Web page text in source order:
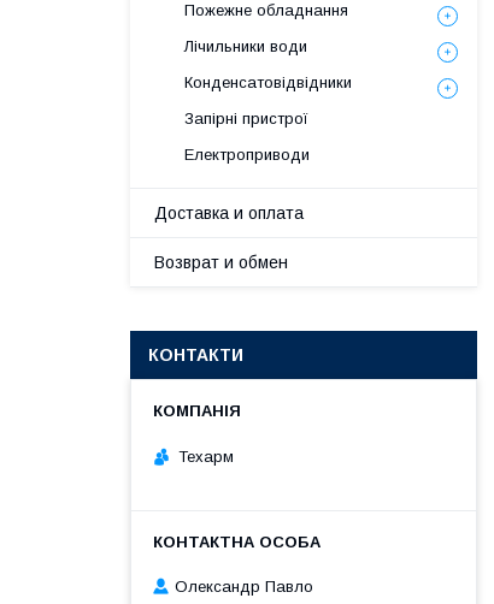
Пожежне обладнання
Лічильники води
Конденсатовідвідники
Запірні пристрої
Електроприводи
Доставка и оплата
Возврат и обмен
КОНТАКТИ
Техарм
Олександр Павло